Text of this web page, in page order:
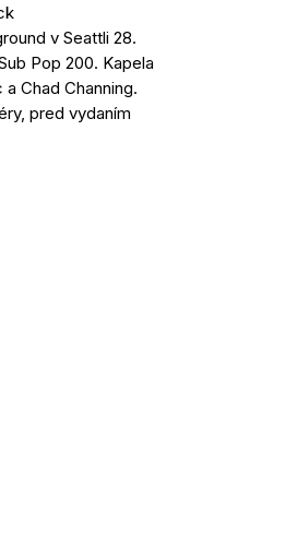
v Seattli 28.
Pop 200. Kapela
Chad Channing.
pred vydaním